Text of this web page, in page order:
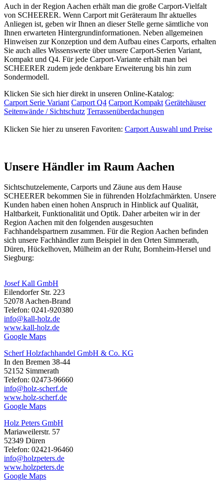
Auch in der Region Aachen erhält man die große Carport-Vielfalt
von SCHEERER. Wenn Carport mit Geräteraum Ihr aktuelles
Anliegen ist, geben wir Ihnen an dieser Stelle gerne sämtliche von
Ihnen erwarteten Hintergrundinformationen. Neben allgemeinen
Hinweisen zur Konzeption und dem Aufbau eines Carports, erhalten
Sie auch alles Wissenswerte über unsere Carport-Serien Variant,
Kompakt und Q4. Für jede Carport-Variante erhält man bei
SCHEERER zudem jede denkbare Erweiterung bis hin zum
Sondermodell.
Klicken Sie sich hier direkt in unseren Online-Katalog:
Carport Serie Variant Carport Q4 Carport Kompakt Gerätehäuser
Seitenwände / Sichtschutz Terrassenüberdachungen
Klicken Sie hier zu unseren Favoriten: Carport Auswahl und Preise
Unsere Händler im Raum Aachen
Sichtschutzelemente, Carports und Zäune aus dem Hause
SCHEERER bekommen Sie in führenden Holzfachmärkten. Unsere
Kunden haben einen hohen Anspruch in Hinblick auf Qualität,
Haltbarkeit, Funktionalität und Optik. Daher arbeiten wir in der
Region Aachen mit den folgenden ausgesuchten
Fachhandelspartnern zusammen. Für die Region Aachen befinden
sich unsere Fachhändler zum Beispiel in den Orten Simmerath,
Düren, Hückelhoven, Mülheim an der Ruhr, Bornheim-Hersel und
Siegburg:
Josef Kall GmbH
Eilendorfer Str. 223
52078 Aachen-Brand
Telefon: 0241-920380
info@kall-holz.de
www.kall-holz.de
Google Maps
Scherf Holzfachhandel GmbH & Co. KG
In den Bremen 38-44
52152 Simmerath
Telefon: 02473-96660
info@holz-scherf.de
www.holz-scherf.de
Google Maps
Holz Peters GmbH
Mariaweilerstr. 57
52349 Düren
Telefon: 02421-96460
info@holzpeters.de
www.holzpeters.de
Google Maps